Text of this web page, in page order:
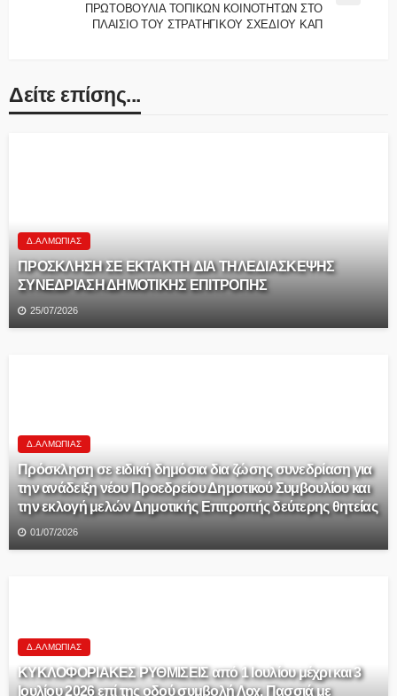
ΠΡΩΤΟΒΟΥΛΙΑ ΤΟΠΙΚΩΝ ΚΟΙΝΟΤΗΤΩΝ ΣΤΟ
ΠΛΑΙΣΙΟ ΤΟΥ ΣΤΡΑΤΗΓΙΚΟΥ ΣΧΕΔΙΟΥ ΚΑΠ
Δείτε επίσης...
Δ.ΑΛΜΩΠΊΑΣ
ΠΡΟΣΚΛΗΣΗ ΣΕ EKTAKTH ΔΙΑ ΤΗΛΕΔΙΑΣΚΕΨΗΣ
ΣΥΝΕΔΡΙΑΣΗ ΔΗΜΟΤΙΚΗΣ ΕΠΙΤΡΟΠΗΣ
25/07/2026
Δ.ΑΛΜΩΠΊΑΣ
Πρόσκληση σε ειδική δημόσια δια ζώσης συνεδρίαση για
την ανάδειξη νέου Προεδρείου Δημοτικού Συμβουλίου και
την εκλογή μελών Δημοτικής Επιτροπής δεύτερης θητείας
01/07/2026
Δ.ΑΛΜΩΠΊΑΣ
ΚΥΚΛΟΦΟΡΙΑΚΕΣ ΡΥΘΜΙΣΕΙΣ από 1 Ιουλίου μέχρι και 3
Ιουλίου 2026 επί της οδού συμβολή Λοχ. Πασσιά με